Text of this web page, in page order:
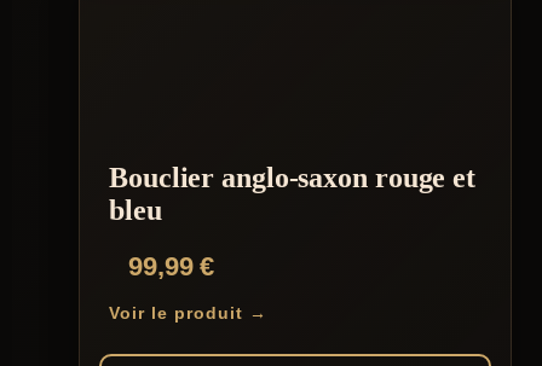
Bouclier anglo-saxon rouge et
bleu
99,99€
Voir le produit →